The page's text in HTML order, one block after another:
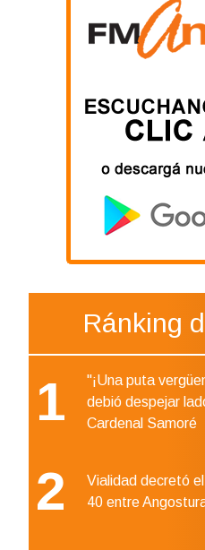
Ránking
1
"¡Una puta
debió despejar
Cardenal Samoré
2
Vialidad decretó
40 entre